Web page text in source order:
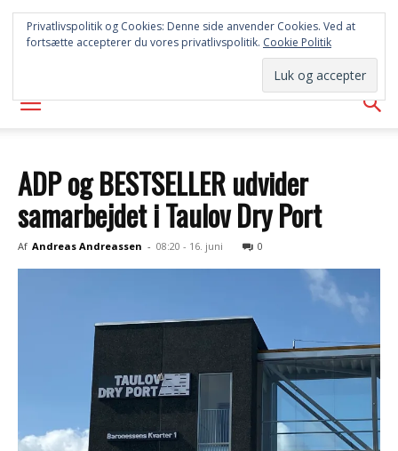
SYD
AVISEN
ADP og BESTSELLER udvider
samarbejdet i Taulov Dry Port
Af Andreas Andreassen - 08:20 - 16. juni 0
Privatlivspolitik og Cookies: Denne side anvender Cookies. Ved at
fortsætte accepterer du vores privatlivspolitik. Cookie Politik